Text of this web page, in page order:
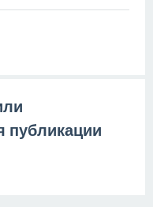
публикации